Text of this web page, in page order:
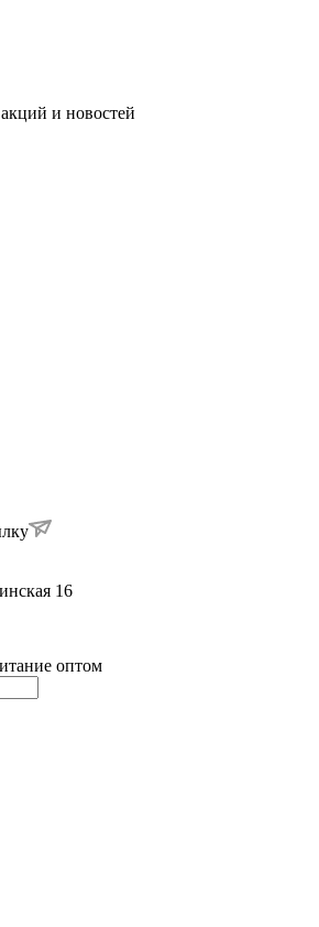
и новостей
16
оптом